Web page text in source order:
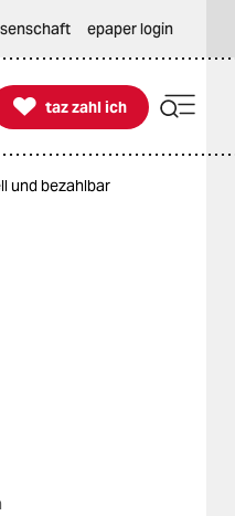
epaper login

taz zahl ich
taz zahl ich
und bezahlbar